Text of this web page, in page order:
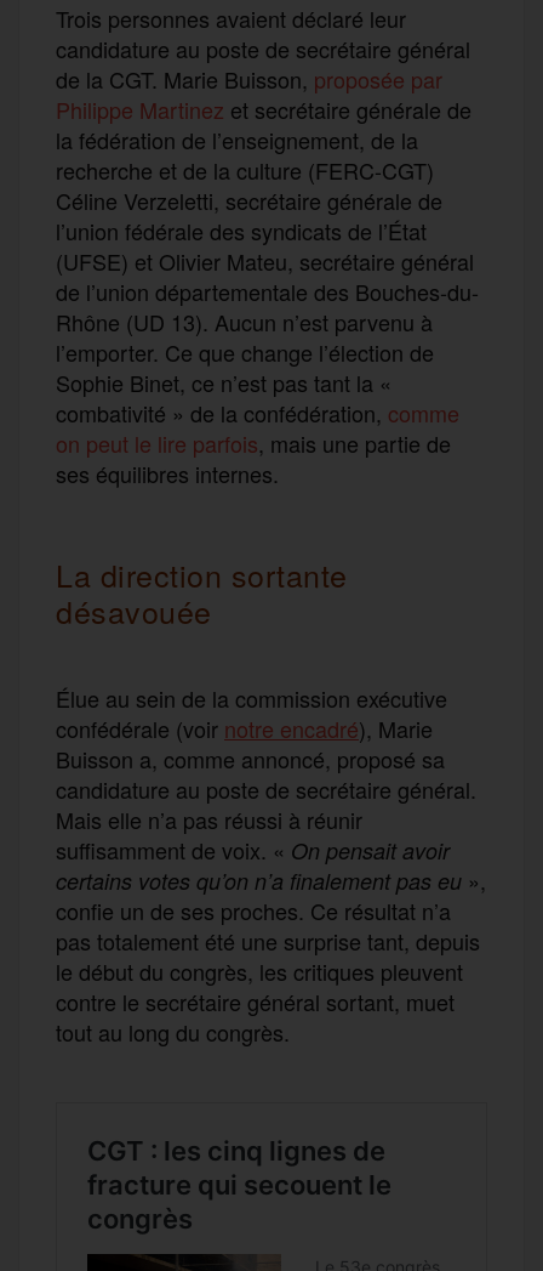
Trois personnes avaient déclaré leur
candidature au poste de secrétaire général
de la CGT. Marie Buisson, proposée par
Philippe Martinez et secrétaire générale de
la fédération de l’enseignement, de la
recherche et de la culture (FERC-CGT)
Céline Verzeletti, secrétaire générale de
l’union fédérale des syndicats de l’État
(UFSE) et Olivier Mateu, secrétaire général
de l’union départementale des Bouches-du-
Rhône (UD 13). Aucun n’est parvenu à
l’emporter. Ce que change l’élection de
Sophie Binet, ce n’est pas tant la «
combativité » de la confédération, comme
on peut le lire parfois, mais une partie de
ses équilibres internes.
La direction sortante
désavouée
Élue au sein de la commission exécutive
confédérale (voir notre encadré), Marie
Buisson a, comme annoncé, proposé sa
candidature au poste de secrétaire général.
Mais elle n’a pas réussi à réunir
suffisamment de voix. « On pensait avoir
certains votes qu’on n’a finalement pas eu »,
confie un de ses proches. Ce résultat n’a
pas totalement été une surprise tant, depuis
le début du congrès, les critiques pleuvent
contre le secrétaire général sortant, muet
tout au long du congrès.